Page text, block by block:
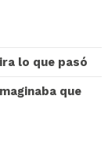
lo que pasó
que